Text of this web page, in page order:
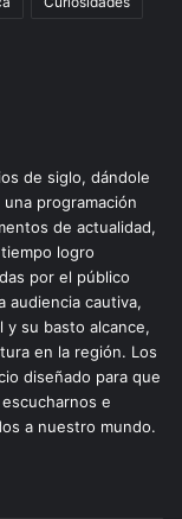
de siglo, dándole
programación
de actualidad,
logro
por el público
audiencia cautiva,
y su basto alcance,
en la región. Los
diseñado para que
e
a nuestro mundo.